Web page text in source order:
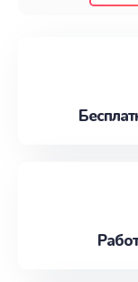
наилучшим